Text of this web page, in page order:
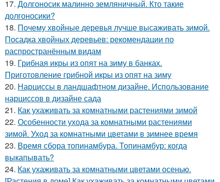
17. Долгоносик малинно земляничный. Кто такие
долгоносики?
18. Почему хвойные деревья лучше высаживать зимой.
Посадка хвойных деревьев: рекомендации по
распространённым видам
19. Грибная икры из опят на зиму в банках.
Приготовление грибной икры из опят на зиму
20. Нарциссы в ландшафтном дизайне. Использование
нарциссов в дизайне сада
21. Как ухаживать за комнатными растениями зимой
22. Особенности ухода за комнатными растениями
зимой. Уход за комнатными цветами в зимнее время
23. Время сбора топинамбура. Топинамбур: когда
выкапывать?
24. Как ухаживать за комнатными цветами осенью.